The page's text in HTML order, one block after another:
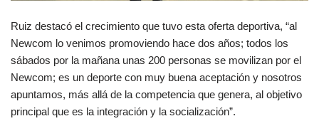
Ruiz destacó el crecimiento que tuvo esta oferta deportiva, “al
Newcom lo venimos promoviendo hace dos años; todos los
sábados por la mañana unas 200 personas se movilizan por el
Newcom; es un deporte con muy buena aceptación y nosotros
apuntamos, más allá de la competencia que genera, al objetivo
principal que es la integración y la socialización”.